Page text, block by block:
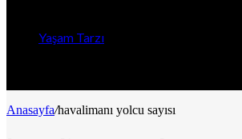
Yaşam Tarzı
Anasayfa/havalimanı yolcu sayısı